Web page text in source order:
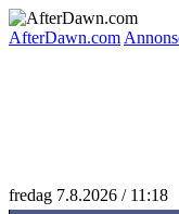
AfterDawn.com
fredag 7.8.2026 / 11:18